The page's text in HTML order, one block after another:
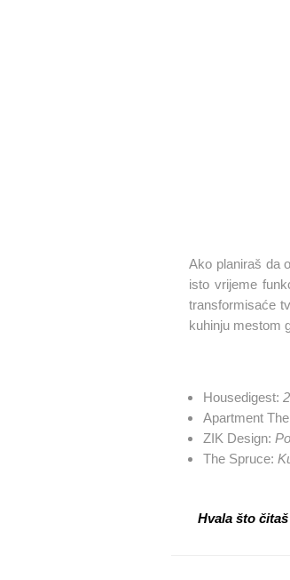
Ako planiraš da
isto vrijeme
transformisaće
kuhinju mestom
Housedigest:
Apartment
ZIK Design:
The Spruce:
Hvala što